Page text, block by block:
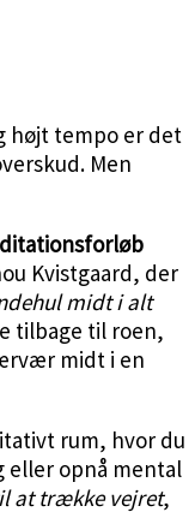
højt tempo er det
Men
Kvistgaard, der
midt i alt
tilbage til roen,
midt i en
rum, hvor du
eller opnå mental
at trække vejret,